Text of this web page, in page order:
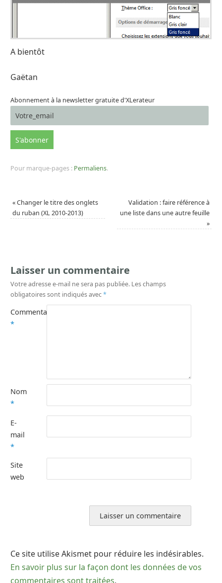
A bientôt
Gaëtan
Abonnement à la newsletter gratuite d'XLerateur
Pour marque-pages : Permaliens.
«Changer le titre des onglets
du ruban (XL 2010-2013)
Validation : faire référence à
une liste dans une autre feuille
»
Laisser un commentaire
Votre adresse e-mail ne sera pas publiée. Les champs
obligatoires sont indiqués avec*
Commentaire
*
Nom
*
E-
mail
*
Site
web
Ce site utilise Akismet pour réduire les indésirables.
En savoir plus sur la façon dont les données de vos
commentaires sont traitées.